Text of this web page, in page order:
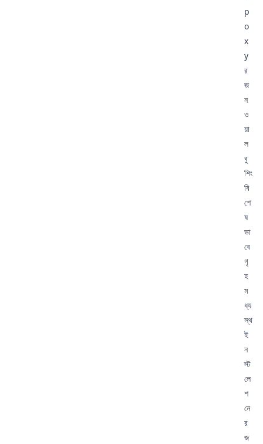
p
o
x
y
র
জ
ন
ও
য়া
ল
বু
শিং
বি
শে
ষ
ভা
বে
গৃ
হ
ম
ধ্য
স্থ
ই
ন
স্ট
লে
শ
নে
র
জ